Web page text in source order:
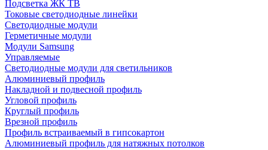
Подсветка ЖК ТВ
Токовые светодиодные линейки
Светодиодные модули
Герметичные модули
Модули Samsung
Управляемые
Светодиодные модули для светильников
Алюминиевый профиль
Накладной и подвесной профиль
Угловой профиль
Круглый профиль
Врезной профиль
Профиль встраиваемый в гипсокартон
Алюминиевый профиль для натяжных потолков